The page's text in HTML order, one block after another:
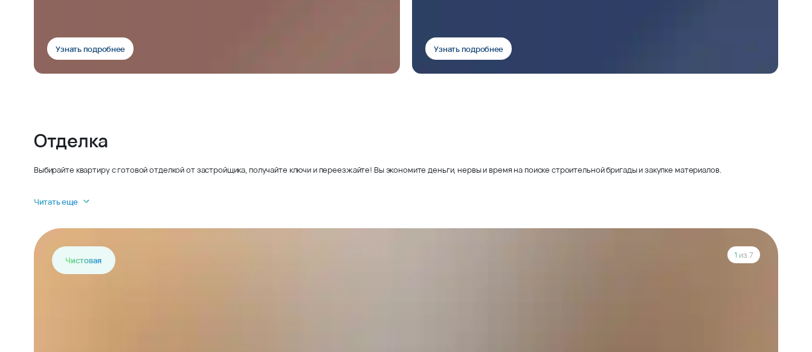
Узнать подробнее Узнать подробнее
Отделка
Выбирайте квартиру с готовой отделкой от застройщика, получайте ключи и переезжайте! Вы экономите деньги, нервы и время на поиске строительной бригады и закупке материалов.
Читать еще
Чистовая
1 из 7